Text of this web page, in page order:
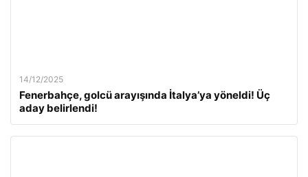
14/12/2025
Fenerbahçe, golcü arayışında İtalya’ya yöneldi! Üç
aday belirlendi!